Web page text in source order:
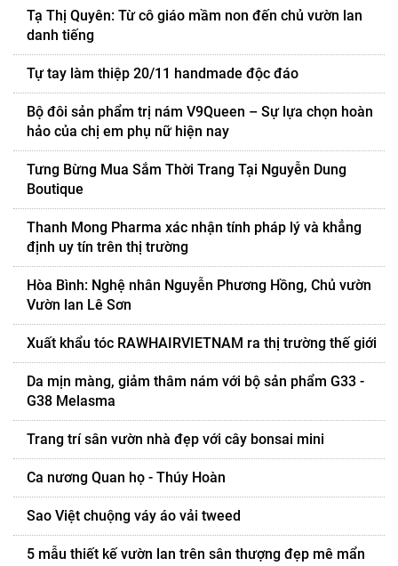
Tạ Thị Quyên: Từ cô giáo mầm non đến chủ vườn lan
danh tiếng
Tự tay làm thiệp 20/11 handmade độc đáo
Bộ đôi sản phẩm trị nám V9Queen – Sự lựa chọn hoàn
hảo của chị em phụ nữ hiện nay
Tưng Bừng Mua Sắm Thời Trang Tại Nguyễn Dung
Boutique
Thanh Mong Pharma xác nhận tính pháp lý và khẳng
định uy tín trên thị trường
Hòa Bình: Nghệ nhân Nguyễn Phương Hồng, Chủ vườn
Vườn lan Lê Sơn
Xuất khẩu tóc RAWHAIRVIETNAM ra thị trường thế giới
Da mịn màng, giảm thâm nám với bộ sản phẩm G33 -
G38 Melasma
Trang trí sân vườn nhà đẹp với cây bonsai mini
Ca nương Quan họ - Thúy Hoàn
Sao Việt chuộng váy áo vải tweed
5 mẫu thiết kế vườn lan trên sân thượng đẹp mê mẩn